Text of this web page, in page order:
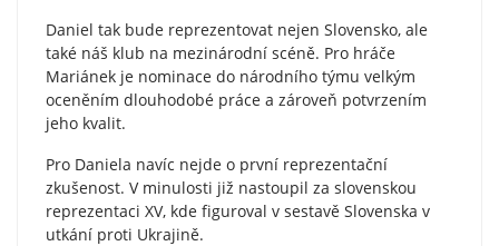
Daniel tak bude reprezentovat nejen Slovensko, ale
také náš klub na mezinárodní scéně. Pro hráče
Mariánek je nominace do národního týmu velkým
oceněním dlouhodobé práce a zároveň potvrzením
jeho kvalit.
Pro Daniela navíc nejde o první reprezentační
zkušenost. V minulosti již nastoupil za slovenskou
reprezentaci XV, kde figuroval v sestavě Slovenska v
utkání proti Ukrajině.